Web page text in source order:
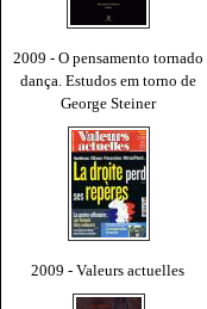
2009 - O pensamento tornado
dança. Estudos em torno de
George Steiner
2009 - Valeurs actuelles